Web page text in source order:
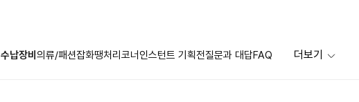
수납장비 의류/패션잡화땡처리코너 인스턴트 기획전질문과 대답FAQ 더보기